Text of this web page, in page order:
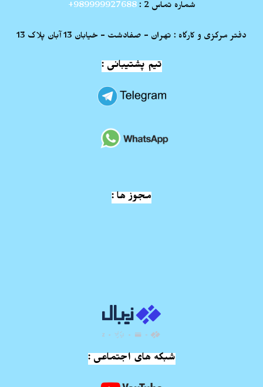
شماره تماس 2 : 989999927688+
دفتر مرکزی و کارگاه : تهران - صفادشت - خیابان 13 آبان پلاک 13
تیم پشتیبانی :
مجوز ها :
شبکه های اجتماعی :